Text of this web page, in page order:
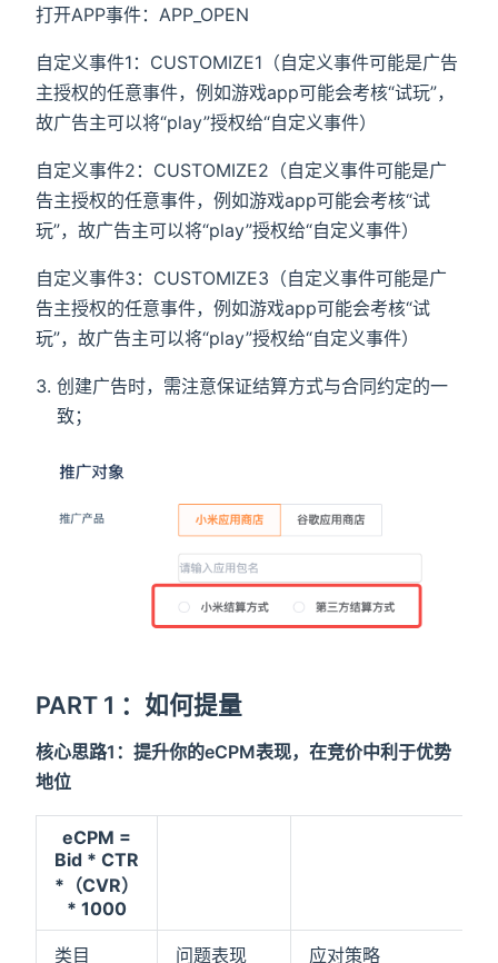
打开APP事件：APP_OPEN
自定义事件1：CUSTOMIZE1（自定义事件可能是广告
主授权的任意事件，例如游戏app可能会考核“试玩”，
故广告主可以将“play”授权给“自定义事件）
自定义事件2：CUSTOMIZE2（自定义事件可能是广
告主授权的任意事件，例如游戏app可能会考核“试
玩”，故广告主可以将“play”授权给“自定义事件）
自定义事件3：CUSTOMIZE3（自定义事件可能是广
告主授权的任意事件，例如游戏app可能会考核“试
玩”，故广告主可以将“play”授权给“自定义事件）
创建广告时，需注意保证结算方式与合同约定的一
致；
PART 1 ：如何提量
核心思路1：提升你的eCPM表现，在竞价中利于优势
地位
eCPM =
Bid * CTR
*（CVR）
* 1000
类目 问题表现 应对策略